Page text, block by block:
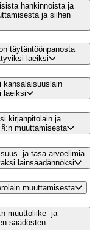
hankinnoista ja
ja siihen
täytäntöönpanosta
laeiksi
kansalaisuuslain
laeiksi
kirjanpitolain ja
muuttamisesta
ja tasa-arvoelimiä
lainsäädännöksi
muuttamisesta
muuttoliike- ja
säädösten